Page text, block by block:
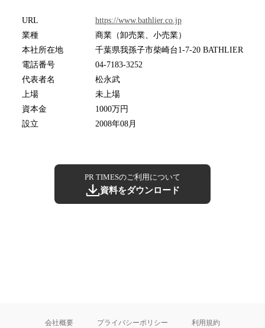
URL
https://www.bathlier.co.jp
業種
商業（卸売業、小売業）
本社所在地
千葉県我孫子市柴崎台1-7-20 BATHLIER
電話番号
04-7183-3252
代表者名
松永武
上場
未上場
資本金
1000万円
設立
2008年08月
PR TIMESのご利用について
資料をダウンロード
会社概要 プライバシーポリシー 利用規約